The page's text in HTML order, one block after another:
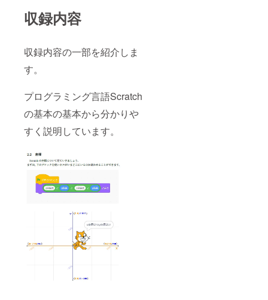
収録内容
収録内容の一部を紹介しま
す。
プログラミング言語Scratch
の基本の基本から分かりや
すく説明しています。